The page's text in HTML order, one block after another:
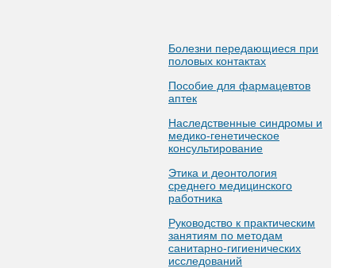
Болезни передающиеся при
половых контактах
Пособие для фармацевтов
аптек
Наследственные синдромы и
медико-генетическое
консультирование
Этика и деонтология
среднего медицинского
работника
Руководство к практическим
занятиям по методам
санитарно-гигиенических
исследований